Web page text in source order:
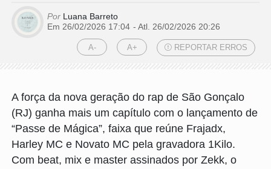
Por Luana Barreto
Em 26/02/2026 17:04 - Atl. 26/02/2026 20:26
A- A+ REPORTAR ERROS
A força da nova geração do rap de São Gonçalo
(RJ) ganha mais um capítulo com o lançamento de
“Passe de Mágica”, faixa que reúne Frajadx,
Harley MC e Novato MC pela gravadora 1Kilo.
Com beat, mix e master assinados por Zekk, o